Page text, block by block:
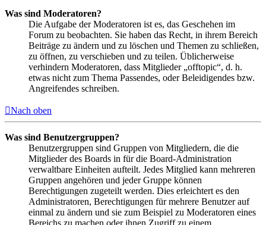
Was sind Moderatoren?
Die Aufgabe der Moderatoren ist es, das Geschehen im
Forum zu beobachten. Sie haben das Recht, in ihrem Bereich
Beiträge zu ändern und zu löschen und Themen zu schließen,
zu öffnen, zu verschieben und zu teilen. Üblicherweise
verhindern Moderatoren, dass Mitglieder „offtopic“, d. h.
etwas nicht zum Thema Passendes, oder Beleidigendes bzw.
Angreifendes schreiben.
Nach oben
Was sind Benutzergruppen?
Benutzergruppen sind Gruppen von Mitgliedern, die die
Mitglieder des Boards in für die Board-Administration
verwaltbare Einheiten aufteilt. Jedes Mitglied kann mehreren
Gruppen angehören und jeder Gruppe können
Berechtigungen zugeteilt werden. Dies erleichtert es den
Administratoren, Berechtigungen für mehrere Benutzer auf
einmal zu ändern und sie zum Beispiel zu Moderatoren eines
Bereichs zu machen oder ihnen Zugriff zu einem